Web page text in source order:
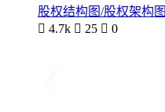
股权结构图/股权架构图
 4.7k  25  0